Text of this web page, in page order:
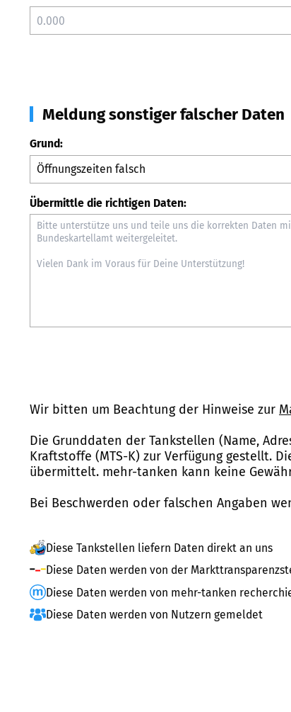
Meldung sonstiger falscher Daten
Grund:
Übermittle die richtigen Daten:
Wir bitten um Beachtung der Hinweise zur
Die Grunddaten der Tankstellen (Name,
Kraftstoffe (MTS-K) zur Verfügung gestellt.
übermittelt. mehr-tanken kann keine
Bei Beschwerden oder falschen Angaben
Diese Tankstellen liefern Daten direkt an uns
Diese Daten werden von der
Diese Daten werden von mehr-tanken
Diese Daten werden von Nutzern gemeldet